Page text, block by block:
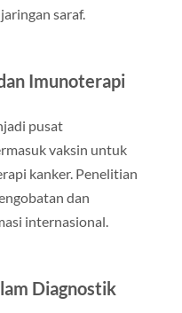
saraf.
Imunoterapi
pusat
vaksin untuk
kanker. Penelitian
dan
internasional.
Diagnostik